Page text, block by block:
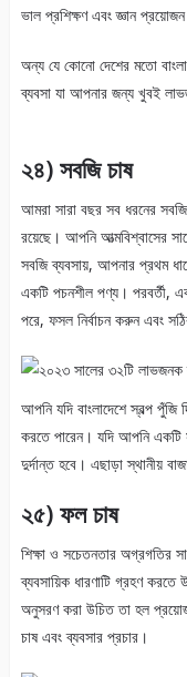
ভাল প্রশিক্ষণ এবং জ্ঞান
অন্য যে কোনো দেশের মতো
ব্যবসা যা আপনার জন্য খুবই
২৪) সবজি চাষ
আমরা সারা বছর সব ধরনের
রয়েছে। আপনি আত্মবিশ্বাসের
সবজি ব্যবসায়, আপনার প্রথম
একটি পচনশীল পণ্য। পরবর্তী,
পরে, ফসল নির্বাচন করুন এবং
আপনি যদি বাংলাদেশে স্বল্প
করতে পারেন। যদি আপনি একটি
দুর্দান্ত হবে। এছাড়া স্থানীয়
২৫) ফল চাষ
শিক্ষা ও সচেতনতার অগ্রগতির
ব্যবসায়িক ধারণাটি গ্রহণ
অনুসরণ করা উচিত তা হল
চাষ এবং ব্যবসার প্রচার।